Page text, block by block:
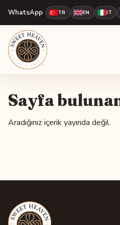
WhatsApp TR EN IT
Sayfa
Aradığınız içerik yayında değil.